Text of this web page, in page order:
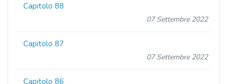
Capitolo 88
07 Settembre 2022
Capitolo 87
07 Settembre 2022
Capitolo 86